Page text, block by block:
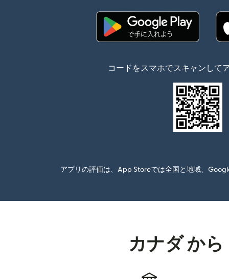
コードをスマホでスキャンして
アプリの評価は、App Storeでは全国と地域、
カナダ か